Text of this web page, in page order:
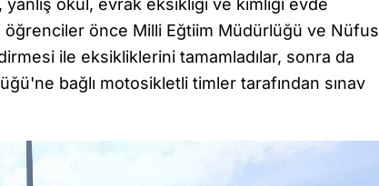
önce Milli Eğtiim Müdürlüğü ve Nüfus
ile eksikliklerini tamamladılar, sonra da
bağlı motosikletli timler tarafından sınav